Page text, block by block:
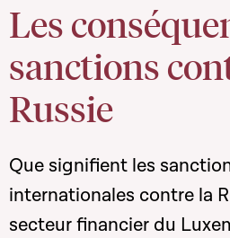
Les
sanctions
Russie
Que signifient les
internationales contre la
secteur financier du